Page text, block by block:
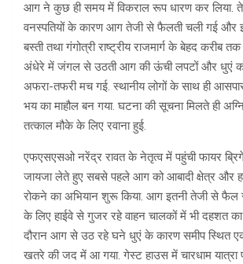
आग ने कुछ ही समय में विकराल रूप धारण कर
वनस्पतियों के कारण आग तेजी से फैलती चली गई और
बस्ती तथा गंगोत्री राष्ट्रीय राजमार्ग के बेहद करीब
अंधेरे में जंगल से उठती आग की ऊंची लपटों और धुएं
अफरा-तफरी मच गई. स्थानीय लोगों के साथ ही
भय का माहौल बन गया. घटना की सूचना मिलते ही
तत्काल मौके के लिए रवाना हुई.
एफएसएसओ नरेंद्र रावत के नेतृत्व में पहुंची फायर
जायजा लेते हुए सबसे पहले आग को आबादी क्षेत्र और
रोकने का अभियान शुरू किया. आग इतनी तेजी से फैल
के लिए हाईवे से गुजर रहे वाहन चालकों में भी दहशत का
दौरान आग से उठ रहे घने धुएं के कारण समीप स्थित
खतरे की जद में आ गया. गेस्ट हाउस में चारधाम